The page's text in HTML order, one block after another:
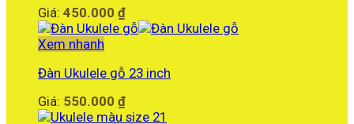
Giá: 450.000 ₫
Xem nhanh
Đàn Ukulele gỗ 23 inch
Giá: 550.000 ₫